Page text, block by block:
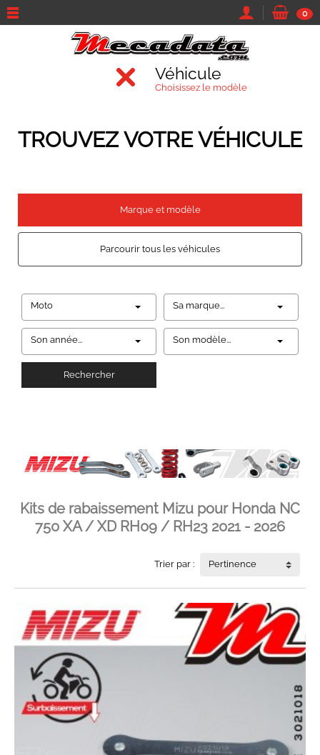
0
Véhicule
Choisissez le modèle
TROUVEZ VOTRE VÉHICULE
Marque et modèle
Parcourir tous les véhicules
Moto Sa marque...
Son année... Son modèle...
Rechercher
Kits de rabaissement Mizu pour Honda NC
750 XA / XD RH09 / RH23 2021 - 2026
Trier par : Pertinence